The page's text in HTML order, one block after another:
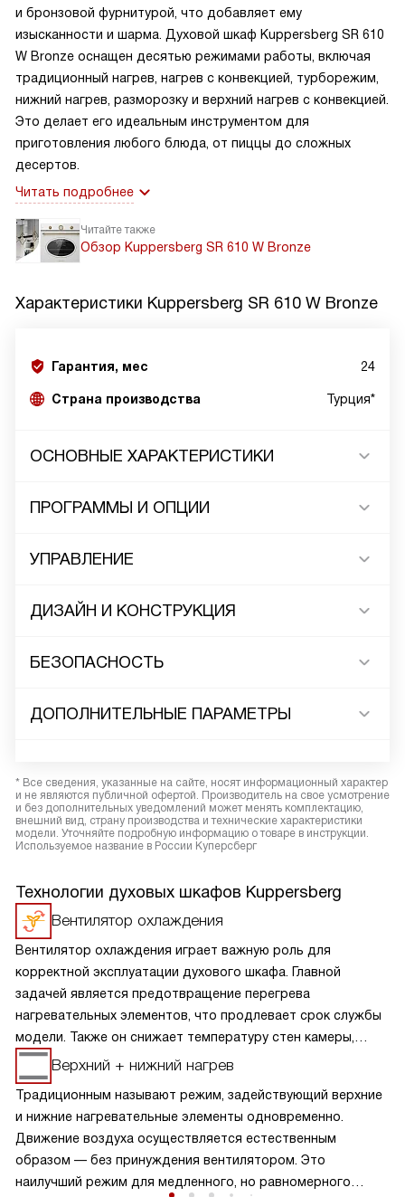
и бронзовой фурнитурой, что добавляет ему
изысканности и шарма. Духовой шкаф Kuppersberg SR 610
W Bronze оснащен десятью режимами работы, включая
традиционный нагрев, нагрев с конвекцией, турборежим,
нижний нагрев, разморозку и верхний нагрев с конвекцией.
Это делает его идеальным инструментом для
приготовления любого блюда, от пиццы до сложных
десертов.
Читать подробнее
Читайте также
Обзор Kuppersberg SR 610 W Bronze
Характеристики Kuppersberg SR 610 W Bronze
Гарантия, мес 24
Страна производства Турция*
ОСНОВНЫЕ ХАРАКТЕРИСТИКИ
ПРОГРАММЫ И ОПЦИИ
УПРАВЛЕНИЕ
ДИЗАЙН И КОНСТРУКЦИЯ
БЕЗОПАСНОСТЬ
ДОПОЛНИТЕЛЬНЫЕ ПАРАМЕТРЫ
* Все сведения, указанные на сайте, носят информационный характер
и не являются публичной офертой. Производитель на свое усмотрение
и без дополнительных уведомлений может менять комплектацию,
внешний вид, страну производства и технические характеристики
модели. Уточняйте подробную информацию о товаре в инструкции.
Используемое название в России Куперсберг
Технологии духовых шкафов Kuppersberg
Вентилятор охлаждения
Вентилятор охлаждения играет важную роль для
корректной эксплуатации духового шкафа. Главной
задачей является предотвращение перегрева
нагревательных элементов, что продлевает срок службы
модели. Также он снижает температуру стен камеры,
дверцы и панели управления. Это позволяет
поддерживать низкую температуру на внешних
поверхностях устройства, что делает его эксплуатацию
безопасной и удобной, а также защищает пользователя
от возможных ожогов. Кроме того, благодаря этой
функции можно избежать деформации и повреждения
мебели или гарнитура, расположенных рядом с духовкой.
Верхний + нижний нагрев
Традиционным называют режим, задействующий верхние
и нижние нагревательные элементы одновременно.
Движение воздуха осуществляется естественным
образом — без принуждения вентилятором. Это
наилучший режим для медленного, но равномерного